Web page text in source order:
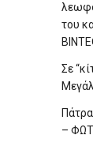
του
Σε
–